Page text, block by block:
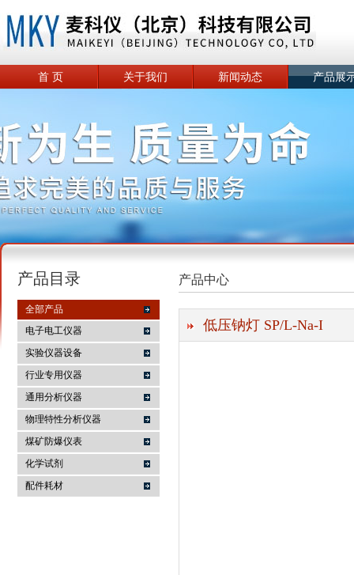
麦科仪（北京）科技有限公司
首 页 关于我们 新闻动态 产品展
产品目录
全部产品
电子电工仪器
实验仪器设备
行业专用仪器
通用分析仪器
物理特性分析仪器
煤矿防爆仪表
化学试剂
配件耗材
产品中心
低压钠灯 SP/L-Na-I